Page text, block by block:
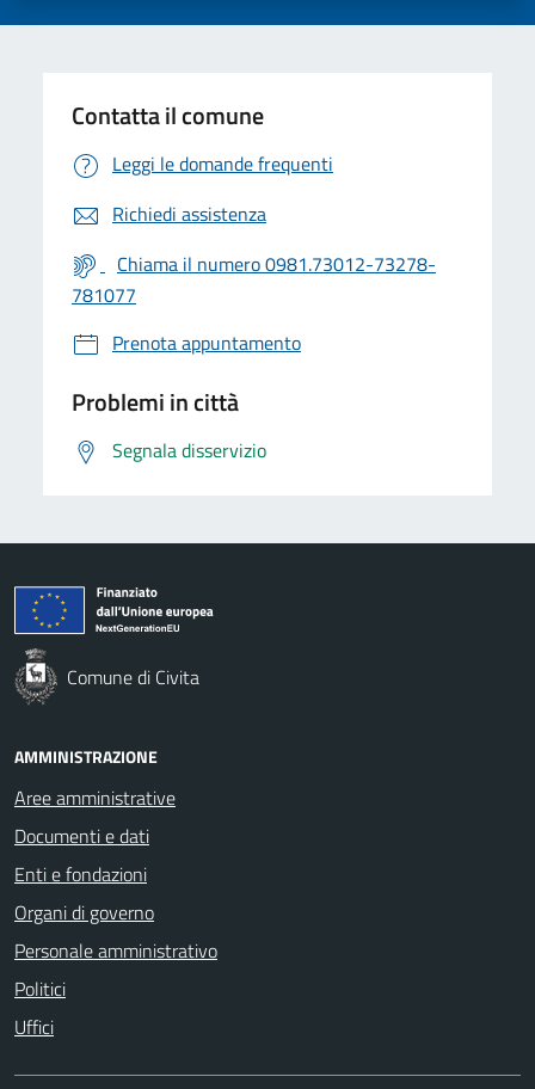
Contatta il comune
Leggi le domande frequenti
Richiedi assistenza
Chiama il numero 0981.73012-73278-
781077
Prenota appuntamento
Problemi in città
Segnala disservizio
Comune di Civita
AMMINISTRAZIONE
Aree amministrative
Documenti e dati
Enti e fondazioni
Organi di governo
Personale amministrativo
Politici
Uffici